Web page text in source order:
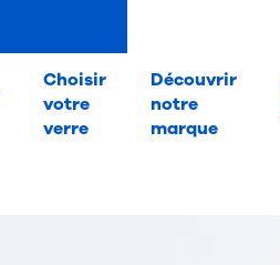
Choisir
votre
verre
Découvrir
notre
marque